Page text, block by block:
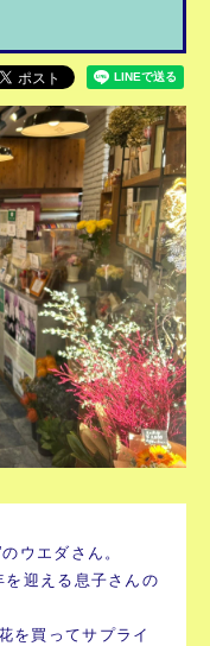
ウエダさん。
を迎える息子さんの
を買ってサプライ